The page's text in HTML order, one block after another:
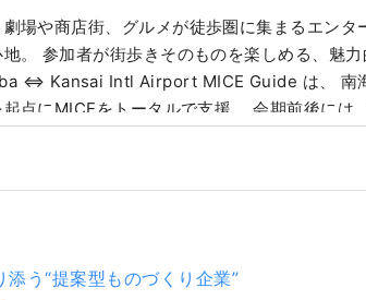
場や商店街、グルメが徒歩圏に集まるエンタ
。 参加者が街歩きそのものを楽しめる、魅
点にMICEをトータルで支援。 会期前後には
・工場見学）を組み合わせた周遊プランもご
波を直結する特急Rapi:t
う“提案型ものづくり企業”